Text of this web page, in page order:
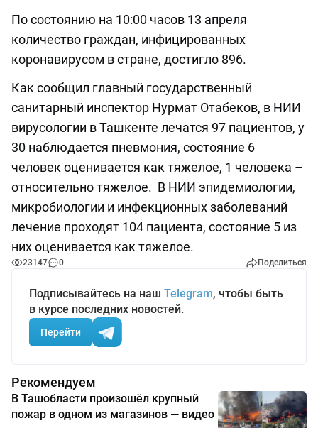
По состоянию на 10:00 часов 13 апреля
количество граждан, инфицированных
коронавирусом в стране, достигло 896.
Как сообщил главный государственный
санитарный инспектор Нурмат Отабеков, в НИИ
вирусологии в Ташкенте лечатся 97 пациентов, у
30 наблюдается пневмония, состояние 6
человек оценивается как тяжелое, 1 человека –
относительно тяжелое. В НИИ эпидемиологии,
микробиологии и инфекционных заболеваний
лечение проходят 104 пациента, состояние 5 из
них оценивается как тяжелое.
23147 0 Поделиться
Подписывайтесь на наш Telegram, чтобы быть
в курсе последних новостей.
Перейти
Рекомендуем
В Ташобласти произошёл крупный
пожар в одном из магазинов — видео